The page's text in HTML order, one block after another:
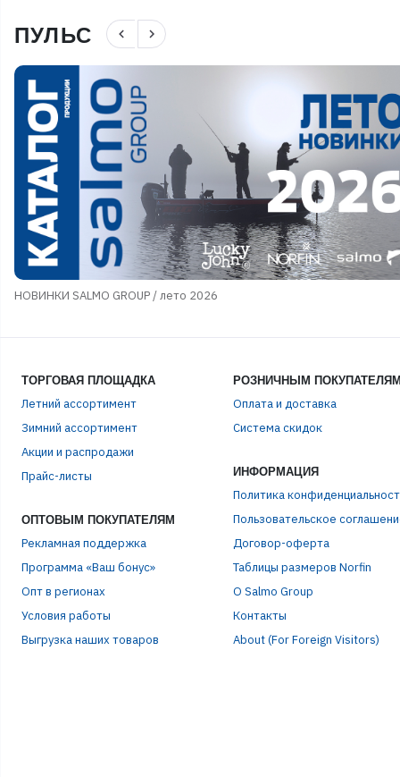
ПУЛЬС navigate_before navigate_next
НОВИНКИ SALMO GROUP / лето 2026
ТОРГОВАЯ ПЛОЩАДКА
Летний ассортимент
Зимний ассортимент
Акции и распродажи
Прайс-листы
ОПТОВЫМ ПОКУПАТЕЛЯМ
Рекламная поддержка
Программа «Ваш бонус»
Опт в регионах
Условия работы
Выгрузка наших товаров
РОЗНИЧНЫМ
Оплата и доставка
Система скидок
ИНФОРМАЦИЯ
Политика
Пользовательское
Договор-оферта
Таблицы размеров Norfin
О Salmo Group
Контакты
About (For Foreign Visitors)